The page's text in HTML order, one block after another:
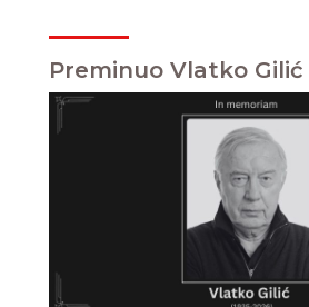
Preminuo Vlatko Gilić